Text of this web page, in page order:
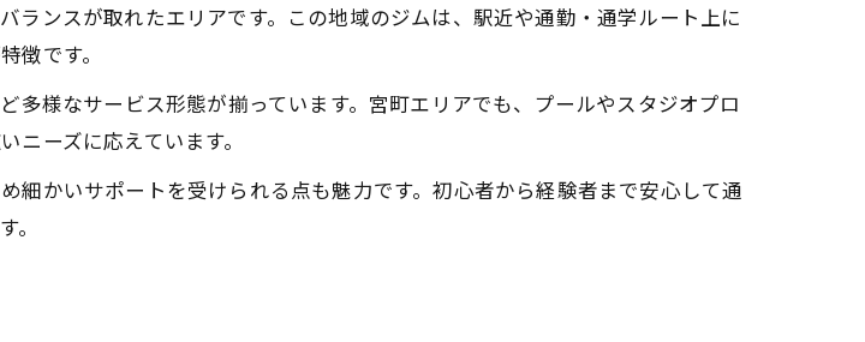
間営業のメリットとは
対応ジムを選ぶコツ
しい人にも最適な理由
て通える仙台ジム情報
用で仙台の生活が充実
町で選ぶポイント
ンスが取れたエリアです。この地域のジムは、駅近や通勤・通学ルート上に
徴です。
様なサービス形態が揃っています。宮町エリアでも、プールやスタジオプロ
ーズに応えています。
細かいサポートを受けられる点も魅力です。初心者から経験者まで安心して通